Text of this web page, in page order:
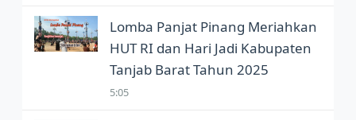
Lomba Panjat Pinang Meriahkan
HUT RI dan Hari Jadi Kabupaten
Tanjab Barat Tahun 2025
5:05